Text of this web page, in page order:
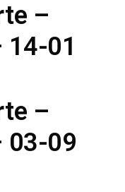
–
14-01
–
03-09